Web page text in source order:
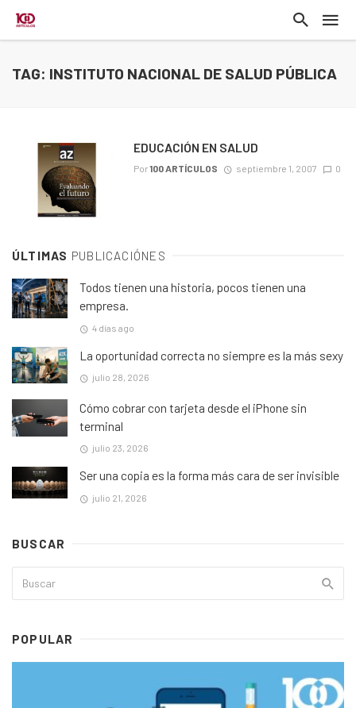
TAG: INSTITUTO NACIONAL DE SALUD PÚBLICA
EDUCACIÓN EN SALUD
Por100 ARTÍCULOS septiembre 1, 2007 0
ÚLTIMAS PUBLICACIÓNES
Todos tienen una historia, pocos tienen una
empresa.
4 días ago
La oportunidad correcta no siempre es la más sexy
julio 28, 2026
Cómo cobrar con tarjeta desde el iPhone sin
terminal
julio 23, 2026
Ser una copia es la forma más cara de ser invisible
julio 21, 2026
BUSCAR
POPULAR